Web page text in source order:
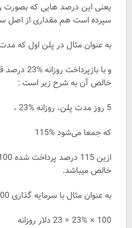
یعنی این درصد هایی که بصورت
سپرده است هم مقداری از اصل
به عنوان مثال در پلن اول که مدت آن 5
و با
خالص آن به شرح زیر است :
5 روز مدت پلن، روزانه %23 ،
که جمعا می‌شود %115
خالص میباشد.
به عنوان مثال با سرمایه گذاری 100 دلار در این پلن :
100 × 23% = 23 دلار روزانه